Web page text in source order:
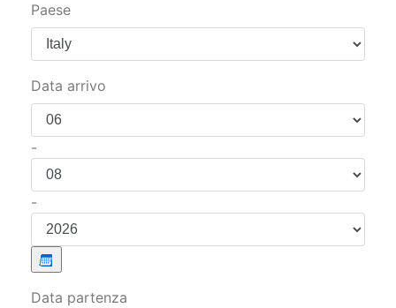
Paese
Data arrivo
-
-
Data partenza